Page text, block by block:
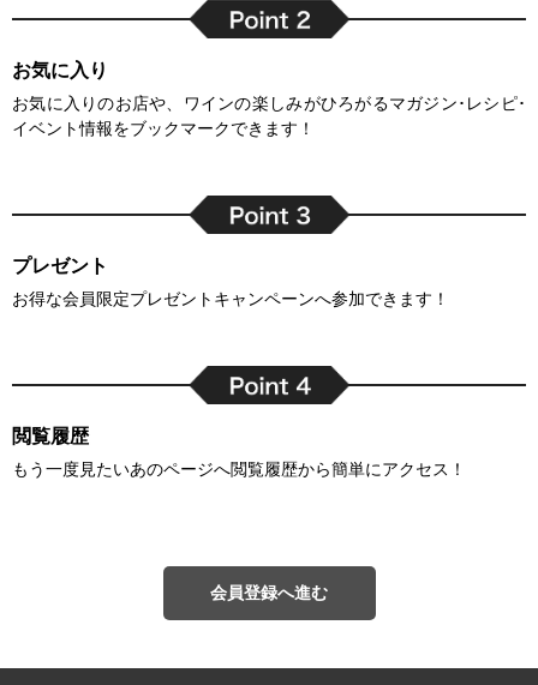
お気に入り
お気に入りのお店や、ワインの楽しみがひろがるマガジン･レシピ･
イベント情報をブックマークできます！
プレゼント
お得な会員限定プレゼントキャンペーンへ参加できます！
閲覧履歴
もう一度見たいあのページへ閲覧履歴から簡単にアクセス！
会員登録へ進む